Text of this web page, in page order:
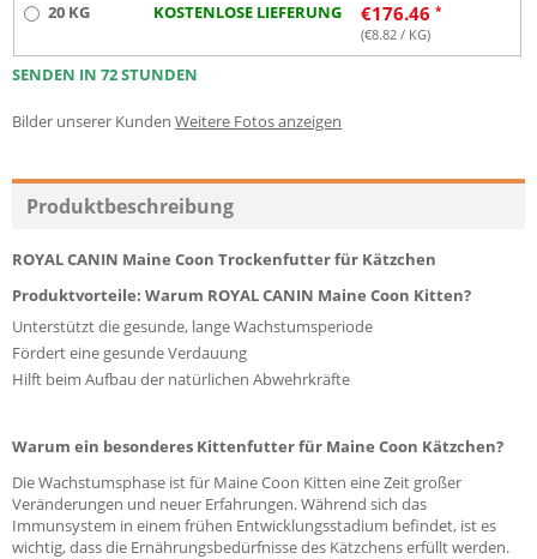
20 KG KOSTENLOSE LIEFERUNG €176.46
(€8.82 / KG)
SENDEN IN 72 STUNDEN
Bilder unserer Kunden Weitere Fotos anzeigen
Produktbeschreibung
ROYAL CANIN Maine Coon Trockenfutter für Kätzchen
Produktvorteile: Warum ROYAL CANIN Maine Coon Kitten?
Unterstützt die gesunde, lange Wachstumsperiode
Fördert eine gesunde Verdauung
Hilft beim Aufbau der natürlichen Abwehrkräfte
Warum ein besonderes Kittenfutter für Maine Coon Kätzchen?
Die Wachstumsphase ist für Maine Coon Kitten eine Zeit großer
Veränderungen und neuer Erfahrungen. Während sich das
Immunsystem in einem frühen Entwicklungsstadium befindet, ist es
wichtig, dass die Ernährungsbedürfnisse des Kätzchens erfüllt werden.